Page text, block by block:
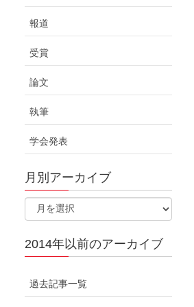
報道
受賞
論文
執筆
学会発表
月別アーカイブ
2014年以前のアーカイブ
過去記事一覧